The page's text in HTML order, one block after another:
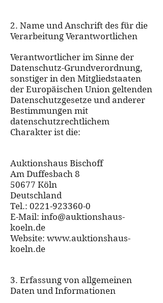
2. Name und Anschrift des für die
Verarbeitung Verantwortlichen
Verantwortlicher im Sinne der
Datenschutz-Grundverordnung,
sonstiger in den Mitgliedstaaten
der Europäischen Union geltenden
Datenschutzgesetze und anderer
Bestimmungen mit
datenschutzrechtlichem
Charakter ist die:
Auktionshaus Bischoff
Am Duffesbach 8
50677 Köln
Deutschland
Tel.: 0221-923360-0
E-Mail: info@auktionshaus-
koeln.de
Website: www.auktionshaus-
koeln.de
3. Erfassung von allgemeinen
Daten und Informationen